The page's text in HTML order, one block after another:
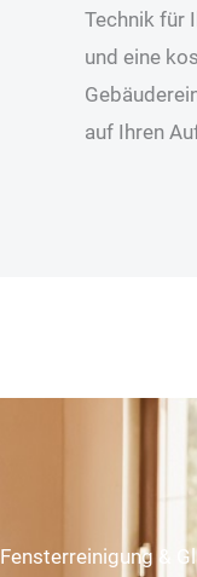
Technik für
und eine
auf Ihren
Fensterreinigung &